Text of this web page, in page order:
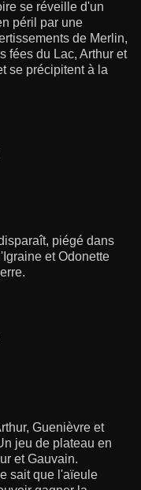
se réveille d'un
péril par une
de Merlin,
fées du Lac, Arthur et
se précipitent à la
piégé dans
et Odonette
Guenièvre et
jeu de plateau en
et Gauvain.
sait que l'aïeule